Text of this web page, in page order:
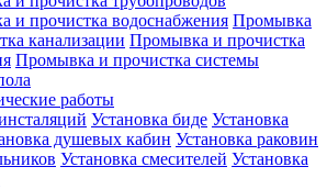
и прочистка водоснабжения Промывка
канализации Промывка и прочистка
Промывка и прочистка системы
работы
Установка биде Установка
душевых кабин Установка раковин
Установка смесителей Установка